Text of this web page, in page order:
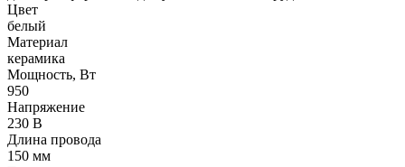
Цвет
белый
Материал
керамика
Мощность, Вт
950
Напряжение
230 В
Длина провода
150 мм